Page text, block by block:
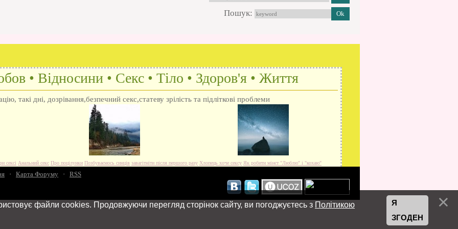
Пошук:
• Відносини • Секс • Тіло • Здоров'я • Життя
такі дні, дозрівання,безпечний секс,статеву зрілість та підліткові проблеми
сексі Анальний секс Про поцілунки Позбуваємось синців завагітніти після першого разу Хлопець хоче сексу Як робити мінєт "Люблю" і "кохаю"
· Карта Форуму · RSS
файли cookies. Продовжуючи перегляд сторінок сайту, ви погоджуєтесь з Політикою
Я
ЗГОДЕН